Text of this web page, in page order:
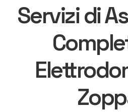
Servizi di